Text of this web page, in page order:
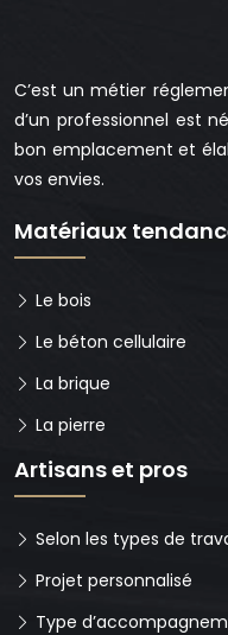
C’est un métier
d’un professionnel est
bon emplacement et
vos envies.
Matériaux
Le bois
Le béton cellulaire
La brique
La pierre
Artisans et pros
Selon les types de
Projet personnalisé
Type